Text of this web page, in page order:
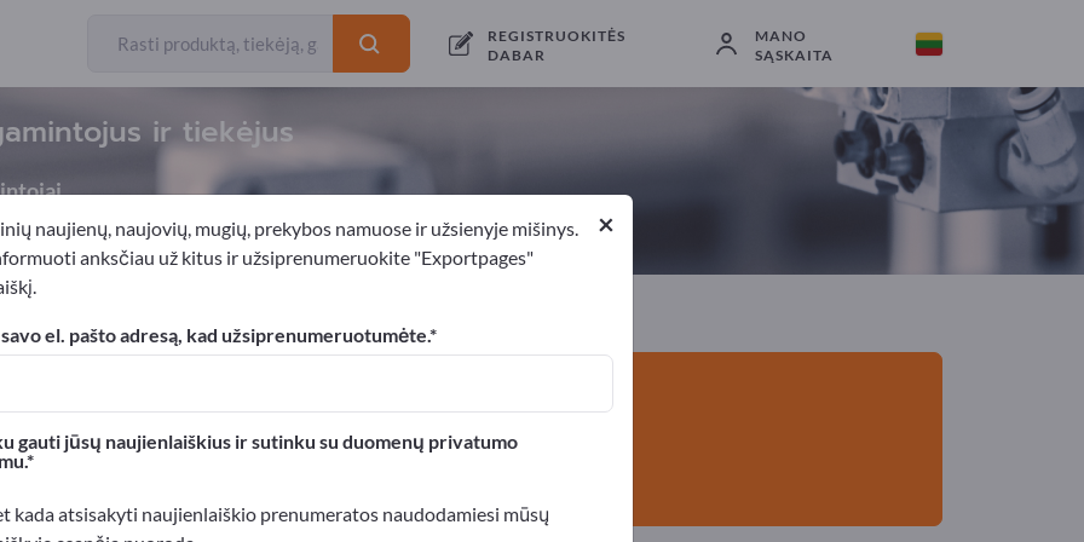
REGISTRUOKITĖS
DABAR
MANO
SĄSKAITA
ir tiekėjus
Eksportuotojai 8 Gamintojai
kontaktai >> pradėkite čia
Exportpages svetainėje.
>> publikuokite čia
×
naujienų, naujovių, mugių, prekybos namuose ir užsienyje mišinys.
anksčiau už kitus ir užsiprenumeruokite "Exportpages"
el. pašto adresą, kad užsiprenumeruotumėte.
gauti jūsų naujienlaiškius ir sutinku su duomenų privatumo
kada atsisakyti naujienlaiškio prenumeratos naudodamiesi mūsų